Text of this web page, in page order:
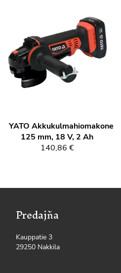
YATO Akkukulmahiomakone
125 mm, 18 V, 2 Ah
140,86 €
Predajňa
Kauppatie 3
29250 Nakkila